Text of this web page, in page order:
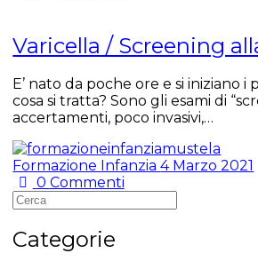
Varicella / Screening
E’ nato da poche ore e si iniziano i
cosa si tratta? Sono gli esami di
accertamenti, poco invasivi,…
Formazione Infanzia4 Marzo 2021
0 Commenti
Categorie